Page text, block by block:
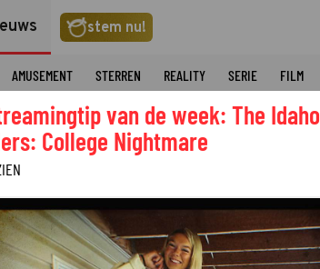
stem nu!
AMUSEMENT STERREN REALITY SERIE FILM
van de week: The Idaho
College Nightmare